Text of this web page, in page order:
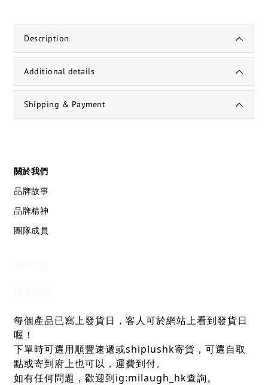
Description
Additional details
Shipping & Payment
關於我們
品牌故事
品牌精神
團隊成員
每個產品已寫上發貨日，客人可於網站上看到發貨日
喔！
下單時可選用順豐速遞或shiplushk寄貨，可選自取
點或寄到府上也可以，運費到付。
如有任何問題，歡迎到ig:milaugh_hk查詢。